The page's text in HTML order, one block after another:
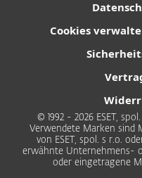
Cookies
© 1992 - 2026 ESET,
Verwendete Marken sind
von ESET, spol. s r.o.
erwähnte Unternehmens-
oder eingetragene